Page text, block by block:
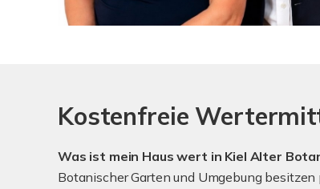
Kostenfreie
Was ist mein Haus wert in Kiel Alter
Botanischer Garten und Umgebung